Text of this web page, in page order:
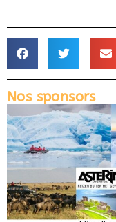
Nos sponsors